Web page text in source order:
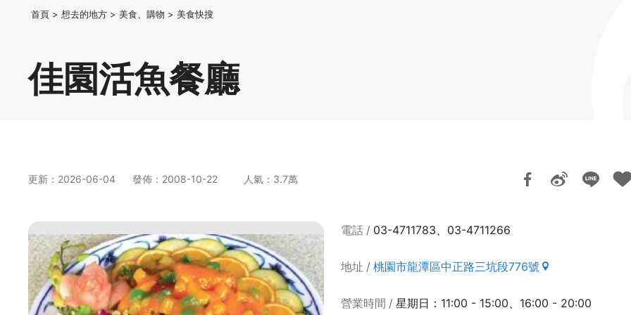
首頁 > 想去的地方 > 美食、購物 > 美食快搜
佳園活魚餐廳
更新：2026-06-04 發佈：2008-10-22 人氣：3.7萬
電話 03-4711783、03-4711266
地址 桃園市龍潭區中正路三坑段776號
營業時間
星期日：11:00 - 15:00、16:00 - 20:00